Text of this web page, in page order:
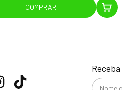
COMPRAR